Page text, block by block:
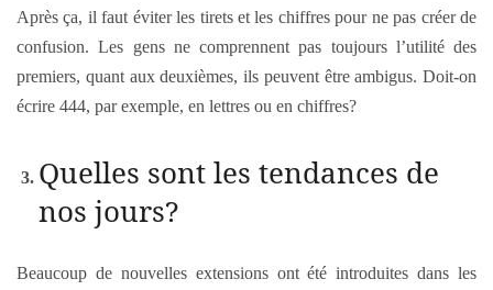
Après ça, il faut éviter les tirets et les chiffres pour ne pas créer de
confusion. Les gens ne comprennent pas toujours l’utilité des
premiers, quant aux deuxièmes, ils peuvent être ambigus. Doit-on
écrire 444, par exemple, en lettres ou en chiffres?
Quelles sont les tendances de
nos jours?
Beaucoup de nouvelles extensions ont été introduites dans les